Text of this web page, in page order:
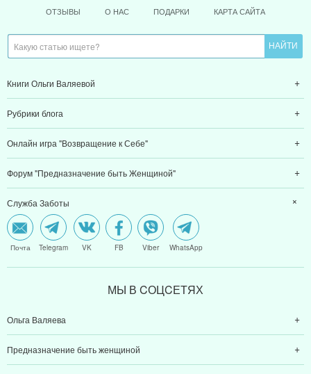
ОТЗЫВЫ О НАС ПОДАРКИ КАРТА САЙТА
Книги Ольги Валяевой
Рубрики блога
Онлайн игра "Возвращение к Себе"
Форум "Предназначение быть Женщиной"
Служба Заботы
Почта Telegram VK FB Viber WhatsApp
МЫ В CОЦCЕТЯХ
Ольга Валяева
Предназначение быть женщиной